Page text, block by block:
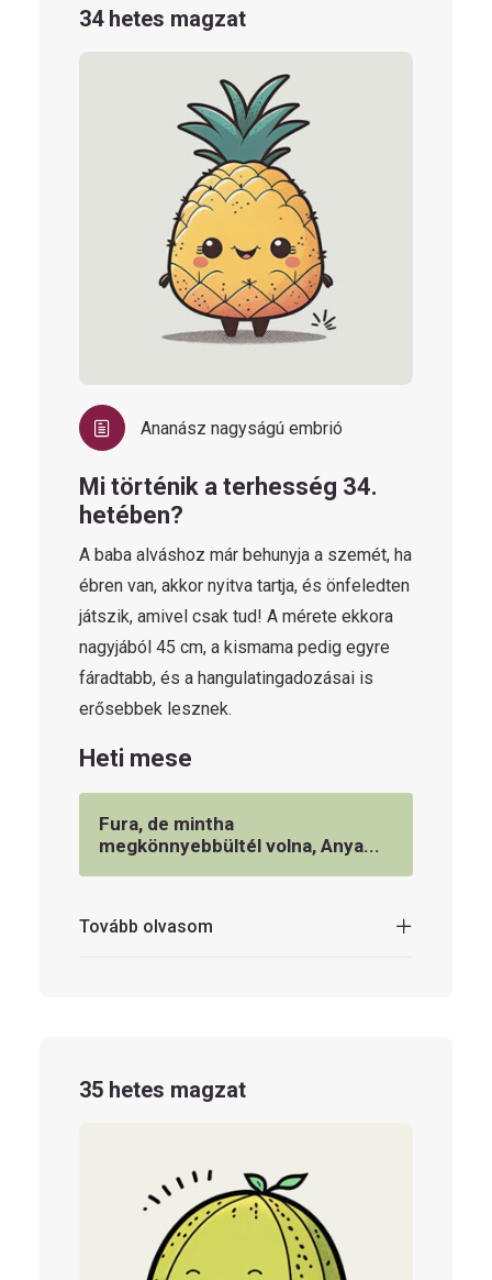
34 hetes magzat
Ananász nagyságú embrió
Mi történik a terhesség 34.
hetében?
A baba alváshoz már behunyja a szemét, ha
ébren van, akkor nyitva tartja, és önfeledten
játszik, amivel csak tud! A mérete ekkora
nagyjából 45 cm, a kismama pedig egyre
fáradtabb, és a hangulatingadozásai is
erősebbek lesznek.
Heti mese
Fura, de mintha
megkönnyebbültél volna, Anya...
Tovább olvasom
35 hetes magzat